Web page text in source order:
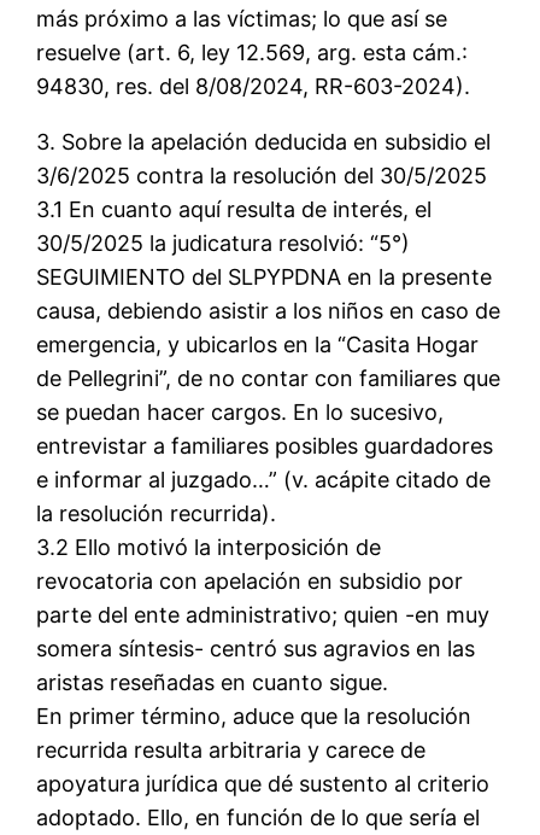
más próximo a las víctimas; lo que así se
resuelve (art. 6, ley 12.569, arg. esta cám.:
94830, res. del 8/08/2024, RR-603-2024).
3. Sobre la apelación deducida en subsidio el
3/6/2025 contra la resolución del 30/5/2025
3.1 En cuanto aquí resulta de interés, el
30/5/2025 la judicatura resolvió: “5°)
SEGUIMIENTO del SLPYPDNA en la presente
causa, debiendo asistir a los niños en caso de
emergencia, y ubicarlos en la “Casita Hogar
de Pellegrini”, de no contar con familiares que
se puedan hacer cargos. En lo sucesivo,
entrevistar a familiares posibles guardadores
e informar al juzgado…” (v. acápite citado de
la resolución recurrida).
3.2 Ello motivó la interposición de
revocatoria con apelación en subsidio por
parte del ente administrativo; quien -en muy
somera síntesis- centró sus agravios en las
aristas reseñadas en cuanto sigue.
En primer término, aduce que la resolución
recurrida resulta arbitraria y carece de
apoyatura jurídica que dé sustento al criterio
adoptado. Ello, en función de lo que sería el